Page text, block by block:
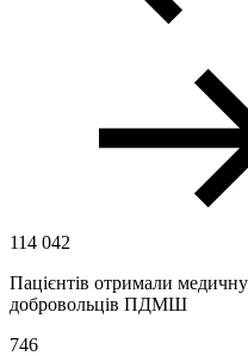
114 042
Пацієнтів отримали
добровольців ПДМШ
746